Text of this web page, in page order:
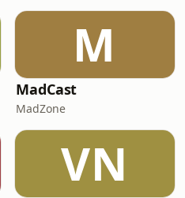
M
MadCast
MadZone
VN